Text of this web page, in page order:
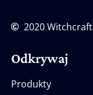
2020 Witchcraft
Odkrywaj
Produkty